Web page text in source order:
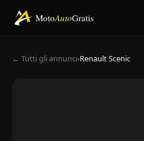
MotoAutoGratis
← Tutti gli annunci›Renault Scenic